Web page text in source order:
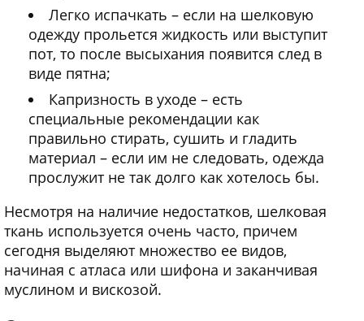
Легко испачкать – если на шелковую
одежду прольется жидкость или выступит
пот, то после высыхания появится след в
виде пятна;
Капризность в уходе – есть
специальные рекомендации как
правильно стирать, сушить и гладить
материал – если им не следовать, одежда
прослужит не так долго как хотелось бы.
Несмотря на наличие недостатков, шелковая
ткань используется очень часто, причем
сегодня выделяют множество ее видов,
начиная с атласа или шифона и заканчивая
муслином и вискозой.